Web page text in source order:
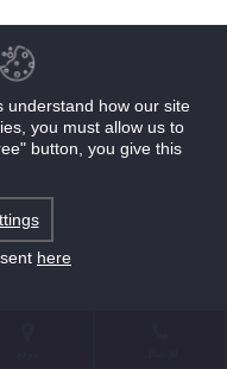
understand how our site
you must allow us to
button, you give this
here